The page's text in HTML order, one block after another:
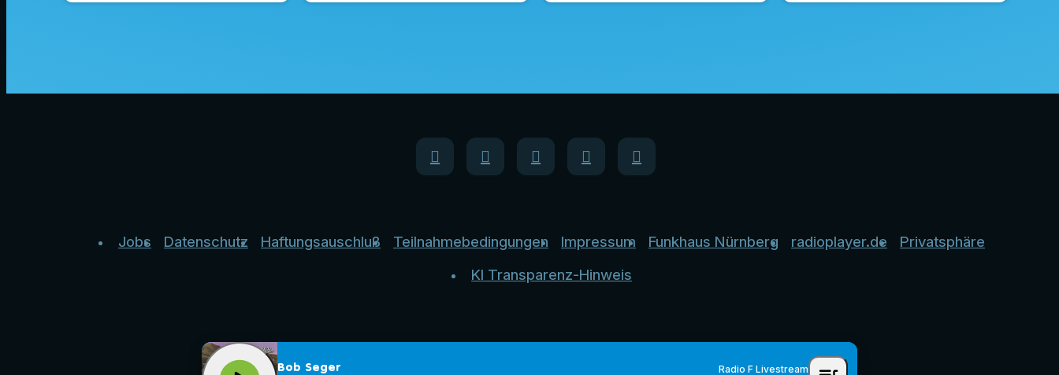
Jobs Datenschutz Haftungsauschluß Teilnahmebedingungen Impressum Funkhaus Nürnberg radioplayer.de
Privatsphäre
KI Transparenz-Hinweis
Bob Seger Radio F Livestream